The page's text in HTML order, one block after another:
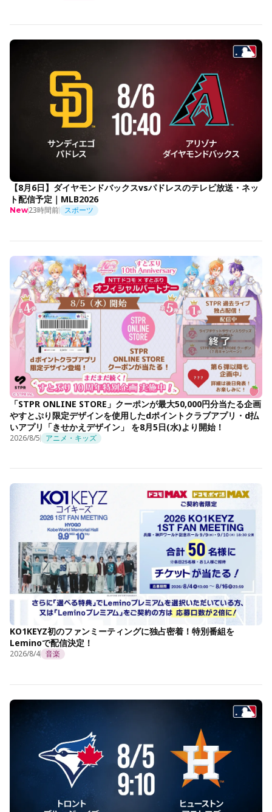
【8月6日】ダイヤモンドバックスvsパドレスのテレビ放送・ネッ
ト配信予定｜MLB2026
New23時間前 スポーツ
「STPR ONLINE STORE」クーポンが最大50,000円分当たる企画
やすとぷり限定デザインを使用したdポイントクラブアプリ・d払
いアプリ「きせかえデザイン」 を8月5日(水)より開始！
2026/8/5 アニメ・キッズ
KO1KEYZ初のファンミーティングに独占密着！特別番組を
Leminoで配信決定！
2026/8/4 音楽